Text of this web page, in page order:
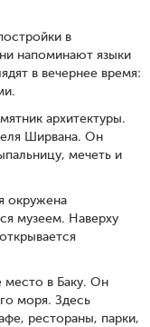
в
напоминают языки
в вечернее время:
архитектуры.
Ширвана. Он
мечеть и
окружена
музеем. Наверху
место в Баку. Он
моря. Здесь
рестораны, парки,